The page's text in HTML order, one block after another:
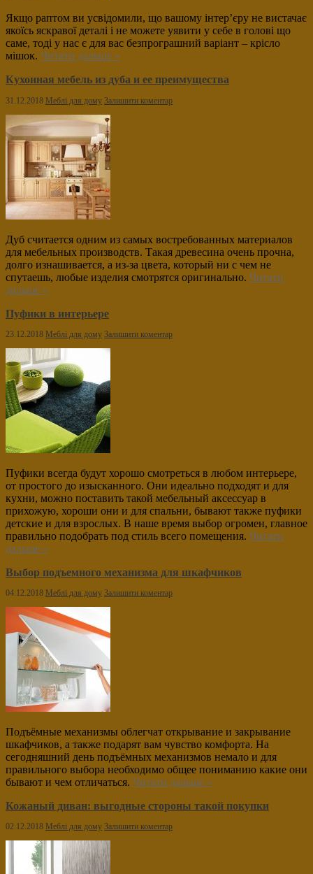
Якщо раптом ви усвідомили, що вашому інтер’єру не вистачає
якоїсь яскравої деталі і не можете уявити у себе в голові що
саме, тоді у нас є для вас безпрограшний варіант – крісло
мішок. Читати дальше »
Кухонная мебель из дуба и ее преимущества
31.12.2018 Меблі для дому Залишити коментар
Дуб считается одним из самых востребованных материалов
для мебельных производств. Такая древесина очень прочна,
долго изнашивается, а из-за цвета, который ни с чем не
спутаешь, любые изделия смотрятся оригинально. Читати
дальше »
Пуфики в интерьере
23.12.2018 Меблі для дому Залишити коментар
Пуфики всегда будут хорошо смотреться в любом интерьере,
от простого до изысканного. Они идеально подходят и для
кухни, можно поставить такой мебельный аксессуар в
прихожую, хороши они и для спальни, бывают также пуфики
детские и для взрослых. В наше время выбор огромен, главное
правильно подобрать под стиль всего помещения. Читати
дальше »
Выбор подъемного механизма для шкафчиков
04.12.2018 Меблі для дому Залишити коментар
Подъёмные механизмы облегчат открывание и закрывание
шкафчиков, а также подарят вам чувство комфорта. На
сегодняшний день подъёмных механизмов немало и для
правильного выбора необходимо общее пониманию какие они
бывают и чем отличаться. Читати дальше »
Кожаный диван: выгодные стороны такой покупки
02.12.2018 Меблі для дому Залишити коментар